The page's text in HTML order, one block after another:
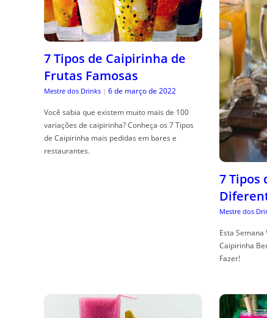
7 Tipos de Caipirinha de
Frutas Famosas
Mestre dos Drinks | 6 de março de 2022
Você sabia que existem muito mais de 100
variações de caipirinha? Conheça os 7 Tipos
de Caipirinha mais pedidas em bares e
restaurantes.
7 Tipos
Mestre dos
Esta Semana
Caipirinha
Fazer!